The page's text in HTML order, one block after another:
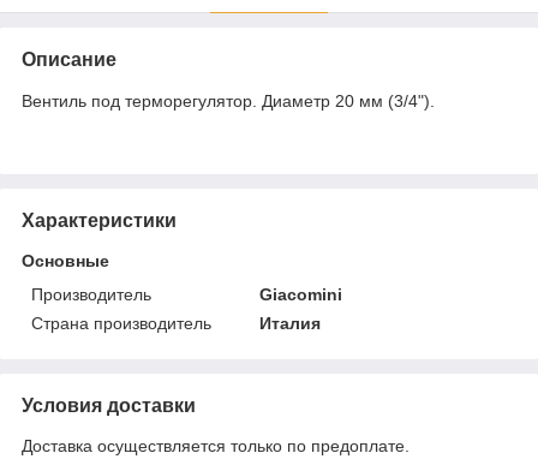
Описание
Вентиль под терморегулятор. Диаметр 20 мм (3/4").
Характеристики
Основные
Производитель
Giacomini
Страна производитель
Италия
Условия доставки
Доставка осуществляется только по предоплате.